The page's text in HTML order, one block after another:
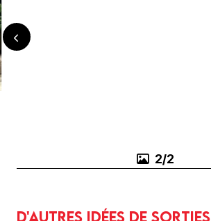
1/2
D'autres idées de sorties